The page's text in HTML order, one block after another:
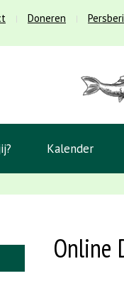
Doneren
Kalender
Online